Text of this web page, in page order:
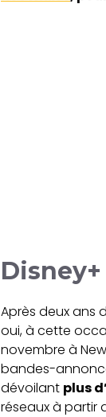
Après deux ans
oui, à cette
novembre à New
bandes-
dévoilant plus
réseaux à partir